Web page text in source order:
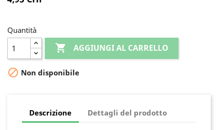
Quantità
 AGGIUNGI AL CARRELLO
 Non disponibile
Descrizione Dettagli del prodotto